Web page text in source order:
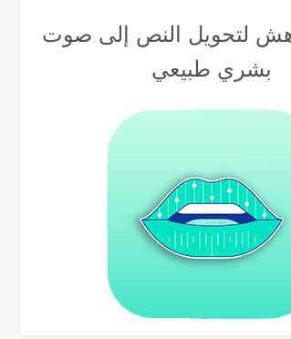
لتحويل النص إلى صوت
بشري طبيعي